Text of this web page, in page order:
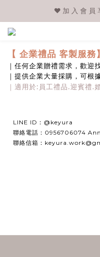
❤️ 加 入 會 員
【 企業禮品 客製服務】
｜任何企業贈禮需求，歡迎
｜提供企業大量採購，可根
｜適用於:員工禮品.迎賓禮.
LINE ID：@keyura
聯絡電話：0956706074
聯絡信箱：